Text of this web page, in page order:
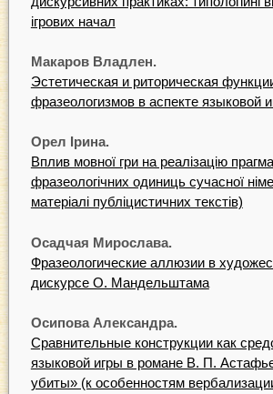
ігрових начал
Макаров Владлен.
Эстетическая и риторическая
фразеологизмов в аспекте языковой
Орел Ірина.
Вплив мовної гри на реалізацію
фразеологічних одиниць сучасної
матеріалі публіцистичних текстів)
Осадчая Мирослава.
Фразеологические аллюзии в
дискурсе О. Мандельштама
Осипова Александра.
Сравнительные конструкции как
языковой игры в романе В. П.
убиты» (к особенностям